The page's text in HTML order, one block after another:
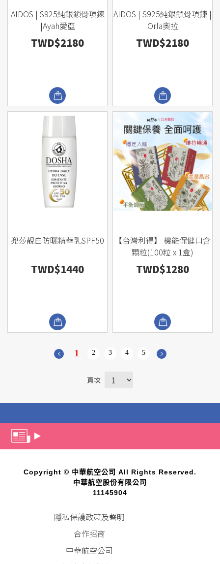
AIDOS | S925純銀鎖骨項鍊
|Ayah愛亞
TWD$2180
AIDOS | S925純銀鎖骨項鍊 |
Orla奧拉
TWD$2180
兜莎靚白防曬精華乳SPF50
TWD$1440
【台灣利得】 機能保健口含
顆粒(100粒 x 1盒)
TWD$1280
1 2 3 4 5
頁次
Copyright © 中華航空公司 All Rights Reserved.
中華航空股份有限公司
11145904
隱私保護政策及聲明
合作招商
中華航空公司